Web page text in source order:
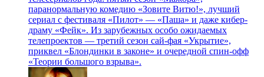
паранормальную комедию «Зовите Витю!», лучший
сериал с фестиваля «Пилот» — «Паша» и даже кибер-
драму «Фейк». Из зарубежных особо ожидаемых
телепроектов — третий сезон сай-фая «Укрытие»,
приквел «Блондинки в законе» и очередной спин-офф
«Теории большого взрыва».